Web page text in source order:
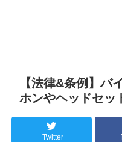
【法律&条例】バ
ホンやヘッドセッ
Twitter